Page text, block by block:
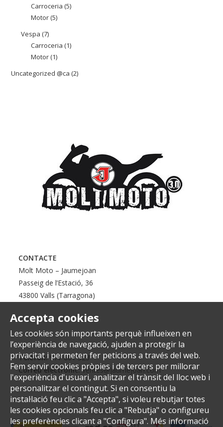
productes
Carroceria 55
Motor 55
Vespa 77
productes
Carroceria 11
Motor 11
producte
Uncategorized @ca 22
Accepta cookies
Les cookies són importants perquè influeixen en
l’experiència de navegació, ajuden a protegir la
privacitat i permeten fer peticions a través del web.
Fem servir cookies pròpies i de tercers per millorar
l'experiència d'usuari, analitzar el trànsit del lloc web i
personalitzar el contingut. Si en consentiu la
instal·lació feu clic a "Accepta", si voleu rebutjar totes
les cookies opcionals feu clic a "Rebutja" o configureu
les preferències clicant a "Configura". Més informació
CONTACTE
Molt Moto – Jaumejoan
Passeig de l’Estació, 36
43800 Valls (Tarragona)
Telèfon:977 601 323
Correu electrònic: ventes@jaumejoan.com